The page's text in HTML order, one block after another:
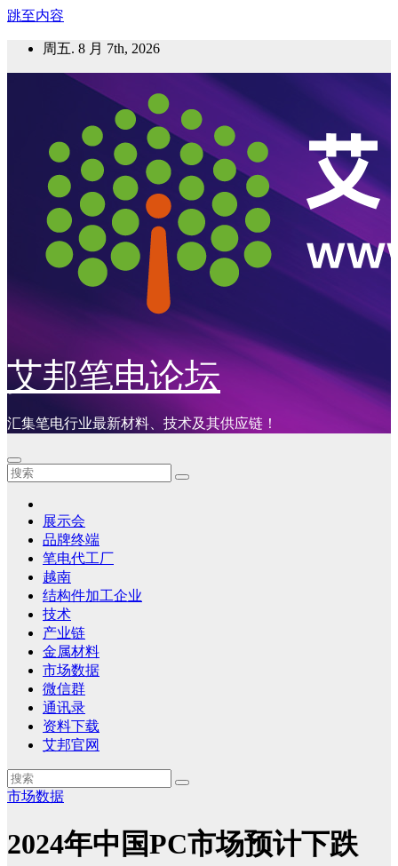
跳至内容
周五. 8 月 7th, 2026
艾邦笔电论坛
汇集笔电行业最新材料、技术及其供应链！
展示会
品牌终端
笔电代工厂
越南
结构件加工企业
技术
产业链
金属材料
市场数据
微信群
通讯录
资料下载
艾邦官网
市场数据
2024年中国PC市场预计下跌